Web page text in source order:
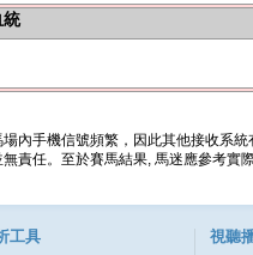
統
內手機信號頻繁，因此其他接收系
責任。至於賽馬結果, 馬迷應參考實
工具 視聽